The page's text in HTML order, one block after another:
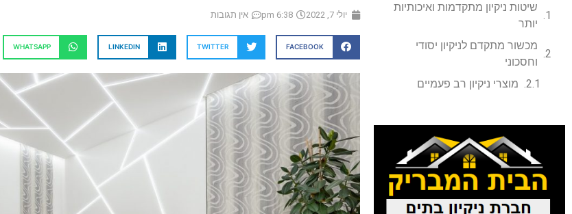
שיטות ניקיון מתקדמות ואיכותיות
יותר
מכשור מתקדם לניקיון יסודי
וחסכוני
מוצרי ניקיון רב פעמיים
יולי 7, 2022 6:38 pm אין תגובות
FACEBOOK
TWITTER
LINKEDIN
WHATSAPP